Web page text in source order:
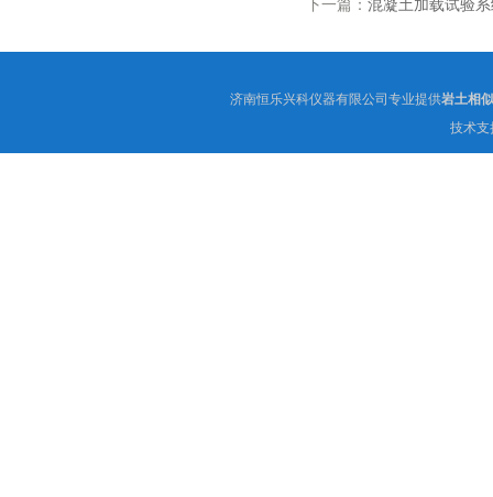
下一篇： 混凝土加载试验
济南恒乐兴科仪器有限公司专业提供岩土相
技术支